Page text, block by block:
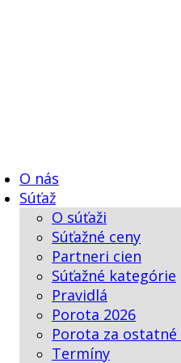
O nás
Súťaž
O súťaži
Súťažné ceny
Partneri cien
Súťažné kategórie
Pravidlá
Porota 2026
Porota za
Termíny